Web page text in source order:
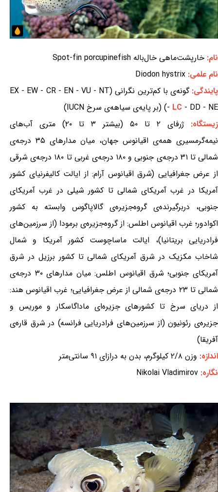
نام: خارپشت‌ماهی خال‌باله Spot-fin porcupinefish
نام علمی: Diodon hystrix
پایندگی:
گونه‌ی با کم‌ترین نگرانی (EX - EW - CR - EN - VU - NT
- LC - DD - NE) (بر پایه‌ی سیاهه‌ی سرخ IUCN)
زیستگاه:
ژرفای ۲ تا ۵۰ (بیشتر ۳ تا ۲۰) متری آب‌های
نیمه‌گرمسیری همه‌ی اقیانوس جهان، میان مدارهای ۳۵ درجه‌ی
شمالی تا ۳۱ درجه‌ی جنوبی و ۱۸۰ درجه‌ی غربی تا ۱۸۰ درجه‌ی شرقی
از عرض جغرافیایی (شرق اقیانوس آرام: از ایالت کالیفرنیای کشور
آمریکا در غرب آمریکای شمالی تا کشور شیلی در غرب آمریکای
جنوبی، دربرگیرنده‌ی گروه‌جزیره‌ی گالاپاگوس وابسته به کشور
اکوادور؛ غرب اقیانوس اطلس: از گروه‌جزیره‌ی برمودا (از سرزمین‌های
فرادریایی بریتانیا)، ایالت ماساچوست کشور آمریکا و شمال
شاخاب مکزیک در شرق آمریکای شمالی تا کشور برزیل در شرق
آمریکای جنوبی؛ شرق اقیانوس اطلس: میان مدارهای ۳۰ درجه‌ی
شمالی تا ۲۳ درجه‌ی شمالی از عرض جغرافیایی؛ غرب اقیانوس هند:
از دریای سرخ تا کشورهای جزیره‌ای ماداگاسکار و موریس و
جزیره‌ی رئونیون (از سرزمین‌های فرادریایی فرانسه) در شرق قاره‌ی
آفریقا)
اندازه: وزن ۲/۸ کیلوگرم، بدن به درازای ۹۱ سانتی‌متر
نگاره: Nikolai Vladimirov